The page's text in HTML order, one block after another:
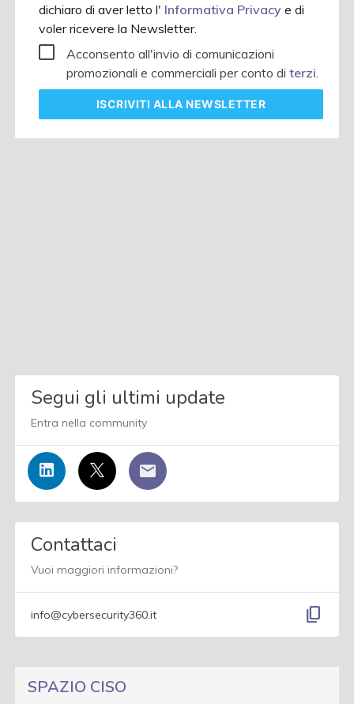
dichiaro di aver letto l' Informativa Privacye di
voler ricevere la Newsletter.
Acconsento all'invio di comunicazioni
promozionali e commerciali per conto diterzi.
ISCRIVITI ALLA NEWSLETTER
Segui gli ultimi update
Entra nella community
Contattaci
Vuoi maggiori informazioni?
info@cybersecurity360.it content_copy
SPAZIO CISO